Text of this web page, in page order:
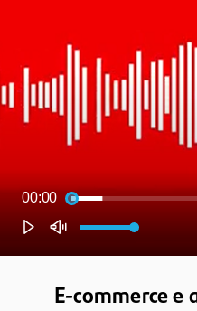
00:00
E-commerce e